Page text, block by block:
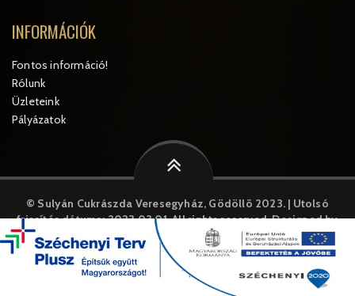
INFORMÁCIÓK
Fontos információ!
Rólunk
Üzleteink
Pályázatok
© Sulyán Cukrászda Veresegyház, Gödöllõ 2023. | Utolsó
frissítés dátuma: 2023.03.01.All rights reserved. Designed by
MySystem
Az üzlet kamera megfigyelés alatt áll!
A weboldal cookie-kat("sütiket") használ. A weboldal további
használatával Ön jóváhagyja a cookie-k használatát.
ELFOGADOM